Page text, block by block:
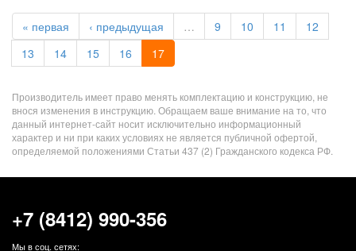
« первая ‹ предыдущая … 9 10 11
12
13
14 15 16 17
Производитель имеет право менять комплектацию и конструкцию, не
внося изменения в инструкцию. Обращаем ваше внимание на то, что
данный интернет-сайт носит исключительно информационный
характер и ни при каких условиях не является публичной офертой,
определяемой положениями Статьи 437 (2) Гражданского кодекса РФ.
+7 (8412) 990-356
Мы в соц. сетях: